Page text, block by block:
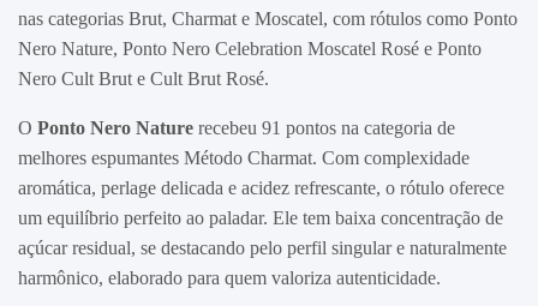
nas categorias Brut, Charmat e Moscatel, com rótulos como Ponto
Nero Nature, Ponto Nero Celebration Moscatel Rosé e Ponto
Nero Cult Brut e Cult Brut Rosé.
O Ponto Nero Nature recebeu 91 pontos na categoria de
melhores espumantes Método Charmat. Com complexidade
aromática, perlage delicada e acidez refrescante, o rótulo oferece
um equilíbrio perfeito ao paladar. Ele tem baixa concentração de
açúcar residual, se destacando pelo perfil singular e naturalmente
harmônico, elaborado para quem valoriza autenticidade.